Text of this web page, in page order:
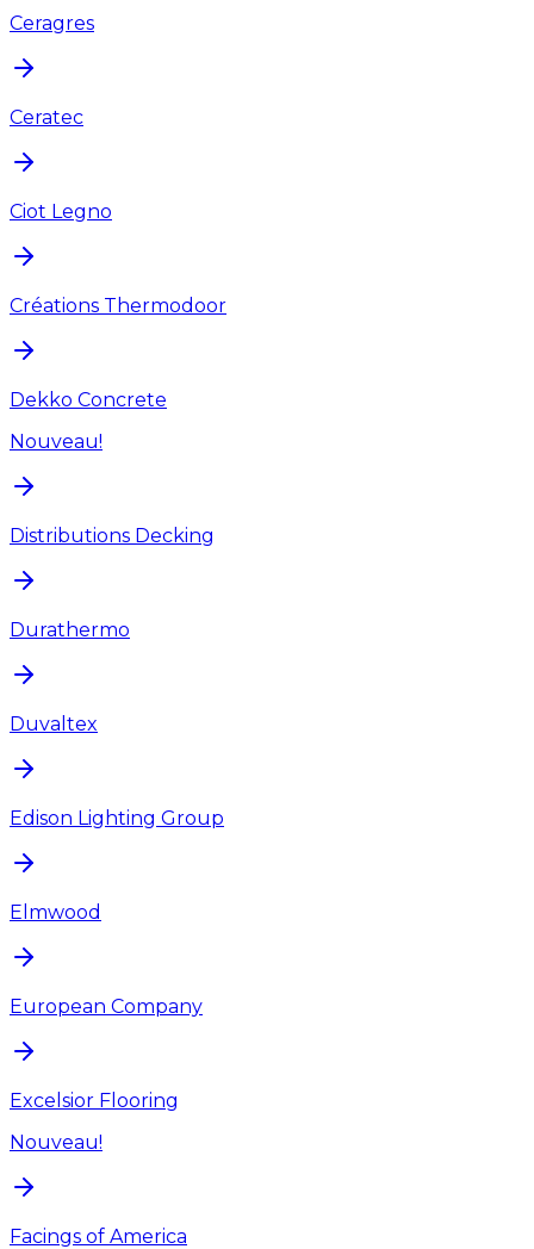
Ceragres
Ceratec
Ciot Legno
Créations Thermodoor
Dekko Concrete
Nouveau!
Distributions Decking
Durathermo
Duvaltex
Edison Lighting Group
Elmwood
European Company
Excelsior Flooring
Nouveau!
Facings of America